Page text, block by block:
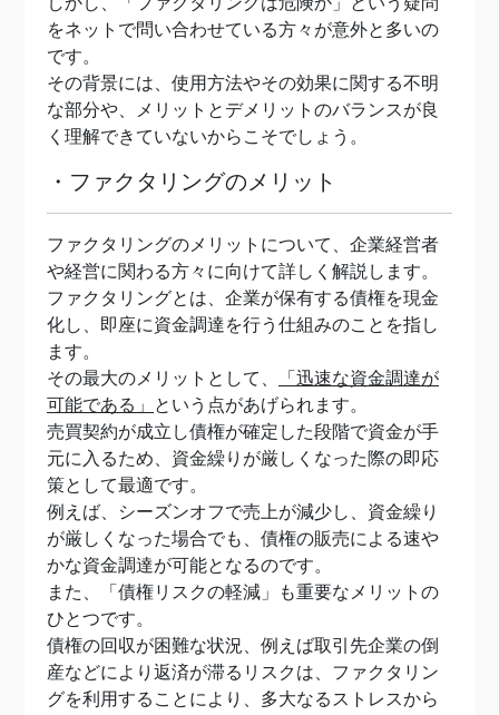
をネットで問い合わせている方々が意外と多いの
です。
その背景には、使用方法やその効果に関する不明
な部分や、メリットとデメリットのバランスが良
く理解できていないからこそでしょう。
・ファクタリングのメリット
ファクタリングのメリットについて、企業経営者
や経営に関わる方々に向けて詳しく解説します。
ファクタリングとは、企業が保有する債権を現金
化し、即座に資金調達を行う仕組みのことを指し
ます。
その最大のメリットとして、
「迅速な資金調達が
可能である」
という点があげられます。
売買契約が成立し債権が確定した段階で資金が手
元に入るため、資金繰りが厳しくなった際の即応
策として最適です。
例えば、シーズンオフで売上が減少し、資金繰り
が厳しくなった場合でも、債権の販売による速や
かな資金調達が可能となるのです。
また、「債権リスクの軽減」も重要なメリットの
ひとつです。
債権の回収が困難な状況、例えば取引先企業の倒
産などにより返済が滞るリスクは、ファクタリン
グを利用することにより、多大なるストレスから